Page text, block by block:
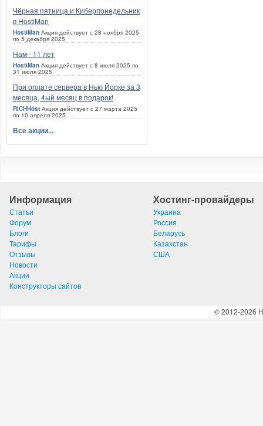
Чёрная пятница и Киберпонедельник
в HostiMan
HostiMan Акция действует с 28 ноября 2025
по 5 декабря 2025
Нам - 11 лет
HostiMan Акция действует с 8 июля 2025 по
31 июля 2025
При оплате сервера в Нью Йорке за 3
месяца, 4ый месяц в подарок!
RICHHost Акция действует с 27 марта 2025
по 10 апреля 2025
Все акции...
Информация
Статьи
Форум
Блоги
Тарифы
Отзывы
Новости
Акции
Конструкторы сайтов
Хостинг-провайдеры
Украина
Россия
Беларусь
Казахстан
США
© 2012-2026